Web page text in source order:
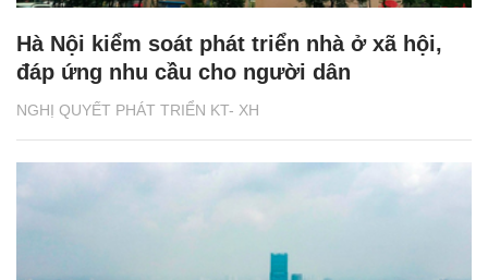
NGHỊ QUYẾT PHÁT TRIỂN KT- XH
Hà Nội kiểm soát phát triển nhà ở xã hội,
đáp ứng nhu cầu cho người dân